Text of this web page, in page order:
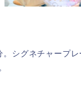
シグネチャープ